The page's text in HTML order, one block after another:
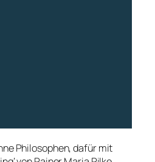
Philosophen, dafür mit